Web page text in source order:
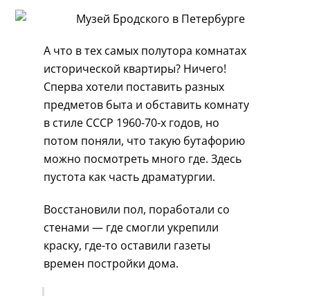
А что в тех самых полутора комнатах
исторической квартиры? Ничего!
Сперва хотели поставить разных
предметов быта и обставить комнату
в стиле СССР 1960-70-х годов, но
потом поняли, что такую бутафорию
можно посмотреть много где. Здесь
пустота как часть драматургии.
Восстановили пол, поработали со
стенами — где смогли укрепили
краску, где-то оставили газеты
времен постройки дома.